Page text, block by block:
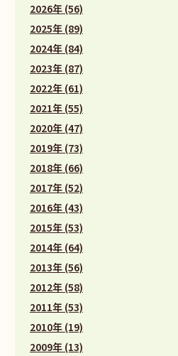
2026年 (56)
2025年 (89)
2024年 (84)
2023年 (87)
2022年 (61)
2021年 (55)
2020年 (47)
2019年 (73)
2018年 (66)
2017年 (52)
2016年 (43)
2015年 (53)
2014年 (64)
2013年 (56)
2012年 (58)
2011年 (53)
2010年 (19)
2009年 (13)